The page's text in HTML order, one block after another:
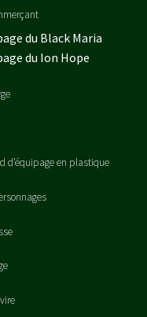
du Black Maria
du Ion Hope
d’équipage en plastique